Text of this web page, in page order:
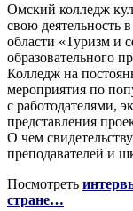
Омский колледж
свою деятельность
области «Туризм и
образовательного
Колледж на
мероприятия по
с работодателями,
представления
О чем
преподавателей и
Посмотреть
стране…